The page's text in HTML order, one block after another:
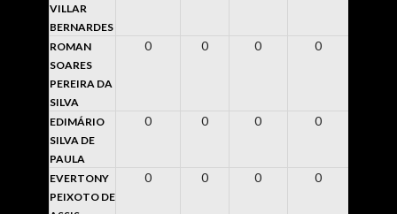
VILLAR
BERNARDES
ROMAN
SOARES
PEREIRA DA
SILVA
0 0 0 0
EDIMÁRIO
SILVA DE
PAULA
0 0 0 0
EVERTONY
PEIXOTO DE
0 0 0 0